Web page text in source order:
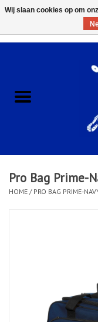
ACCESSOIRES/HARDWARE
KLEDING
CLUBSHOPS
Pro Bag Prime-
HOME / PRO BAG PRIME-
Wij slaan cookies op om